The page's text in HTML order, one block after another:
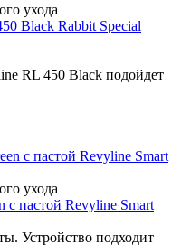
ухода
Black Rabbit Special
RL 450 Black подойдет
ухода
с пастой Revyline Smart
Устройство подходит